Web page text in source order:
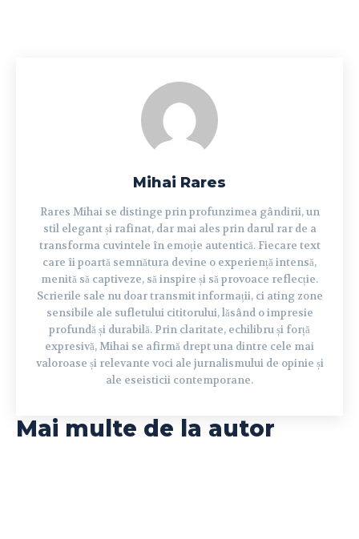
Mihai Rares
Rares Mihai se distinge prin profunzimea gândirii, un
stil elegant și rafinat, dar mai ales prin darul rar de a
transforma cuvintele în emoție autentică. Fiecare text
care îi poartă semnătura devine o experiență intensă,
menită să captiveze, să inspire și să provoace reflecție.
Scrierile sale nu doar transmit informații, ci ating zone
sensibile ale sufletului cititorului, lăsând o impresie
profundă și durabilă. Prin claritate, echilibru și forță
expresivă, Mihai se afirmă drept una dintre cele mai
valoroase și relevante voci ale jurnalismului de opinie și
ale eseisticii contemporane.
Mai multe de la autor